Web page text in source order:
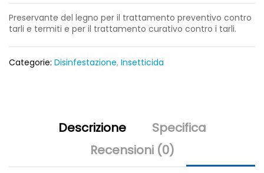
Preservante del legno per il trattamento preventivo contro
tarli e termiti e per il trattamento curativo contro i tarli.
Categorie: Disinfestazione, Insetticida
Descrizione
Specifica
Recensioni (0)